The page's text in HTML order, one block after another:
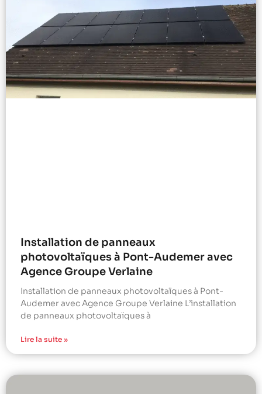
Installation de panneaux
photovoltaïques à Pont-Audemer avec
Agence Groupe Verlaine
Installation de panneaux photovoltaïques à Pont-
Audemer avec Agence Groupe Verlaine L’installation
de panneaux photovoltaïques à
Lire la suite »